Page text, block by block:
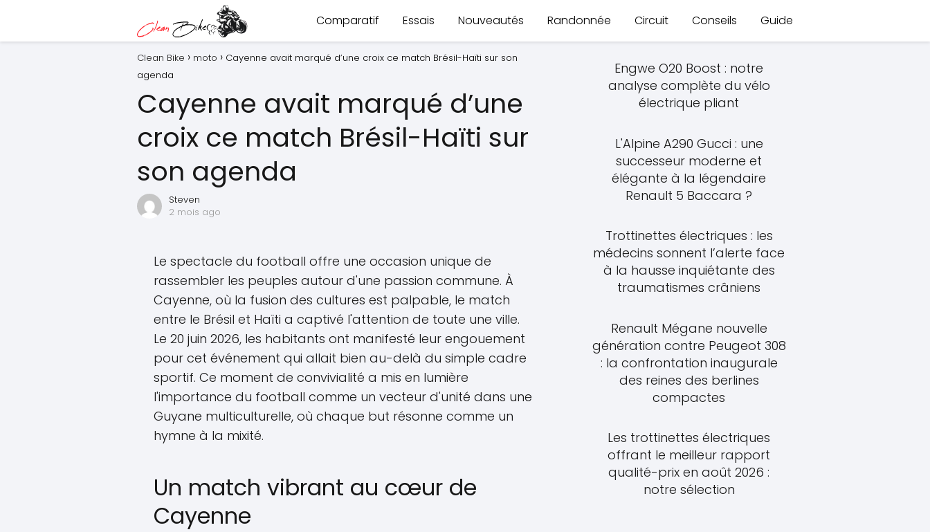
Comparatif Essais Nouveautés Randonnée Circuit Conseils Guide
Clean Bike moto
Cayenne avait marqué d’une croix ce match Brésil-Haïti sur son
agenda
Cayenne avait marqué d’une
croix ce match Brésil-Haïti sur
son agenda
Steven
2 mois ago
Le spectacle du football offre une occasion unique de
rassembler les peuples autour d'une passion commune. À
Cayenne, où la fusion des cultures est palpable, le match
entre le Brésil et Haïti a captivé l'attention de toute une ville.
Le 20 juin 2026, les habitants ont manifesté leur engouement
pour cet événement qui allait bien au-delà du simple cadre
sportif. Ce moment de convivialité a mis en lumière
l'importance du football comme un vecteur d'unité dans une
Guyane multiculturelle, où chaque but résonne comme un
hymne à la mixité.
Un match vibrant au cœur de
Cayenne
Engwe O20 Boost : notre
analyse complète du vélo
électrique pliant
L'Alpine A290 Gucci : une
successeur moderne et
élégante à la légendaire
Renault 5 Baccara ?
Trottinettes électriques : les
médecins sonnent l’alerte face
à la hausse inquiétante des
traumatismes crâniens
Renault Mégane nouvelle
génération contre Peugeot 308
: la confrontation inaugurale
des reines des berlines
compactes
Les trottinettes électriques
offrant le meilleur rapport
qualité-prix en août 2026 :
notre sélection